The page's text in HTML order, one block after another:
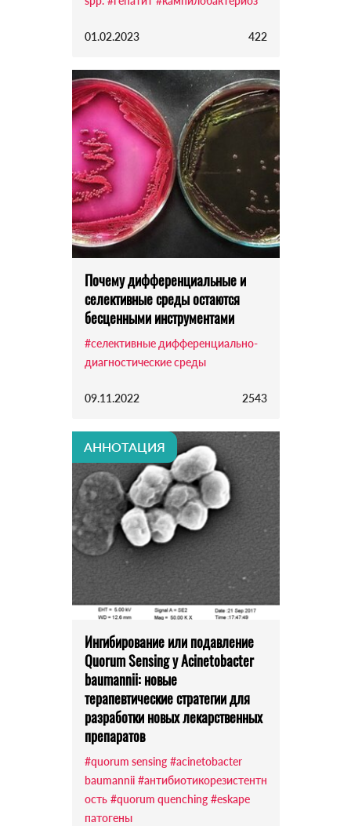
01.02.2023 422
Почему дифференциальные и
селективные среды остаются
бесценными инструментами
#селективные дифференциально-
диагностические среды
09.11.2022 2543
АННОТАЦИЯ
Ингибирование или подавление
Quorum Sensing у Acinetobacter
baumannii: новые
терапевтические стратегии для
разработки новых лекарственных
препаратов
#quorum sensing #аcinetobacter
baumannii #антибиотикорезистентн
ость #quorum quenching #eskape
патогены